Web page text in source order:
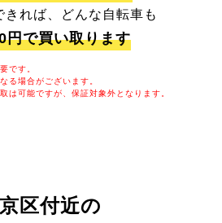
きれば、どんな自転車も
円で買い取ります
です。
る場合がございます。
は可能ですが、保証対象外となります。
区付近の